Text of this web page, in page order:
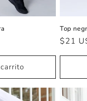
Top
Precio
$21